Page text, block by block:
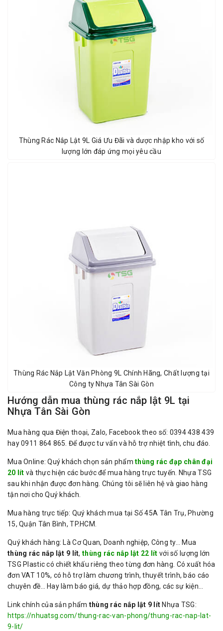
Thùng Rác Nắp Lật 9L Giá Ưu Đãi và dược nhập kho với số
lượng lớn đáp ứng mọi yêu cầu
Thùng Rác Nắp Lật Văn Phòng 9L Chính Hãng, Chất lượng tại
Công ty Nhựa Tân Sài Gòn
Hướng dẫn mua thùng rác nắp lật 9L tại
Nhựa Tân Sài Gòn
Mua hàng qua Điện thoại, Zalo, Facebook theo số: 0394 438 439
hay 0911 864 865. Để được tư vấn và hỗ trợ nhiệt tình, chu đáo.
Mua Online: Quý khách chọn sản phẩmthùng rác đạp chân đại
20 lít và thực hiện các bước để mua hàng trực tuyến. Nhựa TSG
sau khi nhận được đơn hàng. Chúng tôi sẽ liên hệ và giao hàng
tận nơi cho Quý khách.
Mua hàng trực tiếp: Quý khách mua tại Số 45A Tân Trụ, Phường
15, Quận Tân Bình, TP.HCM.
Quý khách hàng: Là Cơ Quan, Doanh nghiệp, Công ty… Mua
thùng rác nắp lật 9 lít,thùng rác nắp lật 22 lít với số lượng lớn
TSG Plastic có chiết khấu riêng theo từng đơn hàng. Có xuất hóa
đơn VAT 10%, có hỗ trợ làm chương trình, thuyết trình, báo cáo
chuyên đề… Hay làm báo giá, dự thảo hợp đồng, các sự kiện…
Link chính của sản phẩm thùng rác nắp lật 9 lít Nhựa TSG:
https://nhuatsg.com/thung-rac-van-phong/thung-rac-nap-lat-
9-lit/